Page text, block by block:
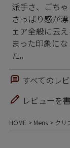
派手さ、ごち
さっぱり感が
ェア全般に云
まった印象に
た。
すべてのレ
レビューを
HOME Mens クリ